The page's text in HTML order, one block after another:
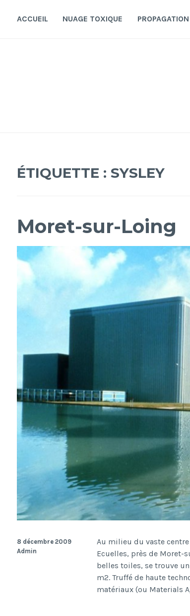
ACCUEIL NUAGE TOXIQUE PROPAGATION
ÉTIQUETTE : SYSLEY
Moret-sur-Loing
Au milieu du vaste
Ecuelles, près de Moret-
belles toiles, se trouve
m2. Truffé de haute
matériaux (ou Materials
8 décembre 2009
Admin